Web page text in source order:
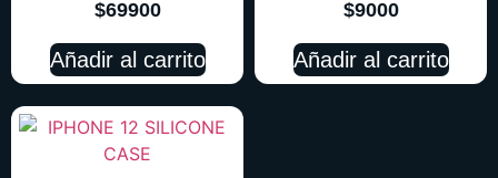
$69900
Añadir al carrito
$9000
Añadir al carrito